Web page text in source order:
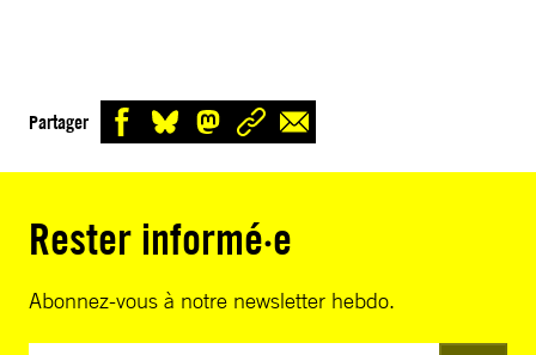
Partager
Rester informé·e
Abonnez-vous à notre newsletter hebdo.